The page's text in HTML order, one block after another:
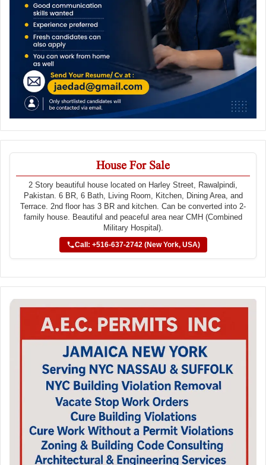
House For Sale
2 Story beautiful house located on Harley Street, Rawalpindi,
Pakistan. 6 BR, 6 Bath, Living Room, Kitchen, Dining Area, and
Terrace. 2nd floor has 3 BR and kitchen. Can be converted into 2-
family house. Beautiful and peaceful area near CMH (Combined
Military Hospital).
Call: +516-637-2742 (New York, USA)